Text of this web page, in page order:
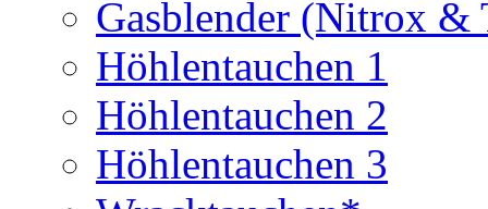
Gasblender (Nitrox
Höhlentauchen 1
Höhlentauchen 2
Höhlentauchen 3